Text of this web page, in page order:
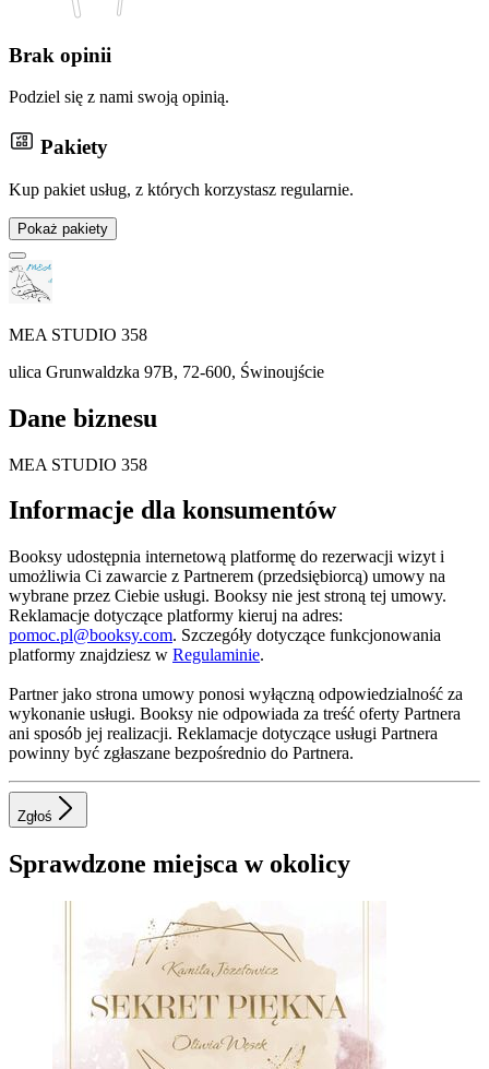
Brak opinii
Podziel się z nami swoją opinią.
Pakiety
Kup pakiet usług, z których korzystasz regularnie.
Pokaż pakiety
MEA STUDIO 358
ulica Grunwaldzka 97B, 72-600, Świnoujście
Dane biznesu
MEA STUDIO 358
Informacje dla konsumentów
Booksy udostępnia internetową platformę do rezerwacji wizyt i
umożliwia Ci zawarcie z Partnerem (przedsiębiorcą) umowy na
wybrane przez Ciebie usługi. Booksy nie jest stroną tej umowy.
Reklamacje dotyczące platformy kieruj na adres:
pomoc.pl@booksy.com. Szczegóły dotyczące funkcjonowania
platformy znajdziesz w Regulaminie.
Partner jako strona umowy ponosi wyłączną odpowiedzialność za
wykonanie usługi. Booksy nie odpowiada za treść oferty Partnera
ani sposób jej realizacji. Reklamacje dotyczące usługi Partnera
powinny być zgłaszane bezpośrednio do Partnera.
Zgłoś
Sprawdzone miejsca w okolicy